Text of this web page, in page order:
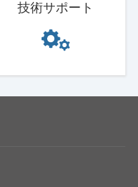
技術サポート